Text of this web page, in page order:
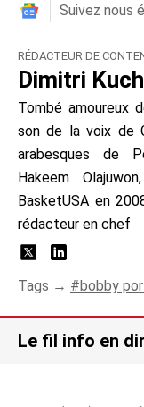
Suivez nous
RÉDACTEUR DE
Dimitri
Tombé amoureux
son de la voix de
arabesques de
Hakeem
BasketUSA en
rédacteur en chef
Tags → bobby
Le fil info en